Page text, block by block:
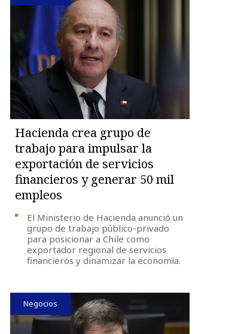
Hacienda crea grupo de
trabajo para impulsar la
exportación de servicios
financieros y generar 50 mil
empleos
El Ministerio de Hacienda anunció un
grupo de trabajo público-privado
para posicionar a Chile como
exportador regional de servicios
financieros y dinamizar la economía.
Negocios